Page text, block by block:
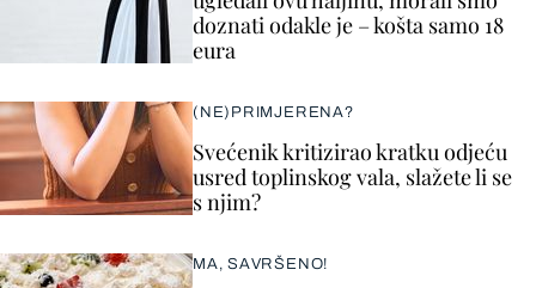
doznati odakle je – košta samo 18
eura
(NE)PRIMJERENA?
Svećenik kritizirao kratku odjeću
usred toplinskog vala, slažete li se
s njim?
MA, SAVRŠENO!